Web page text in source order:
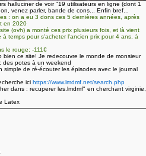
halluciner de voir "19 utilisateurs en ligne (dont 1
venez parler, bande de cons... Enfin bref...
: on a eu 3 dons ces 5 dernières années, après
en 2020
(ovh) a monté ces prix plusieurs fois, et là vient
temps pour s'acheter l'ancien prix pour 4 ans, à
le rouge: -111€
bien ce site! Je redecouvre le monde de monsieur
des potes à un weekend
simple de ré-écouter les épisodes avec le journal
ici https://www.lmdmf.net/search.php
dans : recuperer les.lmdmf" en cherchant virginie,
Latex